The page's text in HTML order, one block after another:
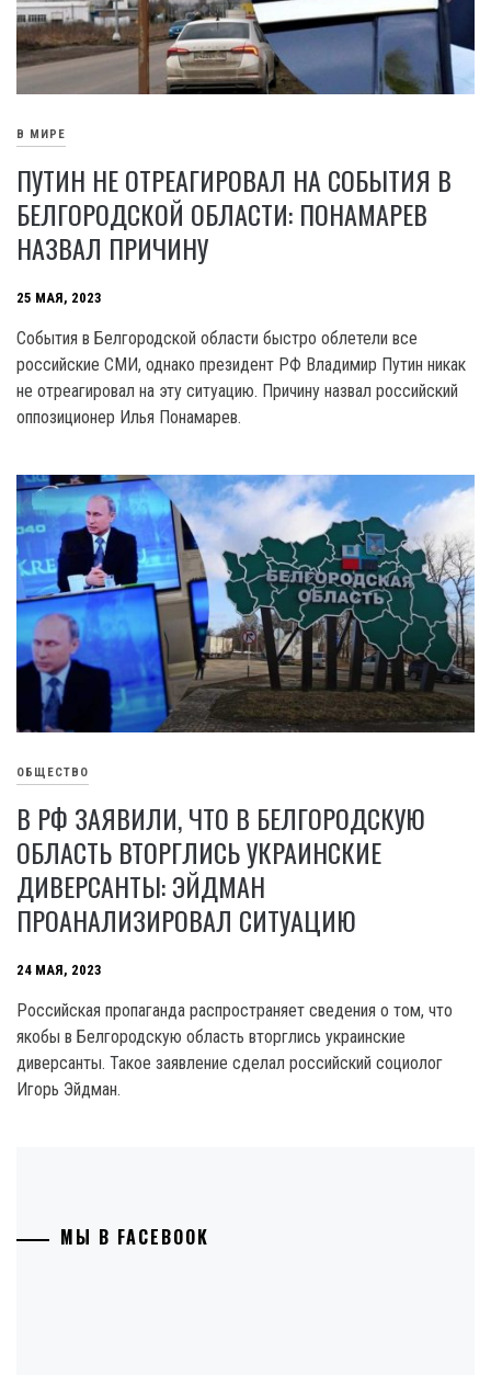
В МИРЕ
ПУТИН НЕ ОТРЕАГИРОВАЛ НА СОБЫТИЯ В
БЕЛГОРОДСКОЙ ОБЛАСТИ: ПОНАМАРЕВ
НАЗВАЛ ПРИЧИНУ
25 МАЯ, 2023
События в Белгородской области быстро облетели все
российские СМИ, однако президент РФ Владимир Путин никак
не отреагировал на эту ситуацию. Причину назвал российский
оппозиционер Илья Понамарев.
ОБЩЕСТВО
В РФ ЗАЯВИЛИ, ЧТО В БЕЛГОРОДСКУЮ
ОБЛАСТЬ ВТОРГЛИСЬ УКРАИНСКИЕ
ДИВЕРСАНТЫ: ЭЙДМАН
ПРОАНАЛИЗИРОВАЛ СИТУАЦИЮ
24 МАЯ, 2023
Российская пропаганда распространяет сведения о том, что
якобы в Белгородскую область вторглись украинские
диверсанты. Такое заявление сделал российский социолог
Игорь Эйдман.
МЫ В FACEBOOK